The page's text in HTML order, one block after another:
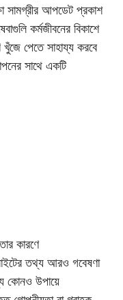
সামগ্রীর আপডেট প্রকাশ
কর্মজীবনের বিকাশে
খুঁজে পেতে সাহায্য করবে
সাথে একটি
কারণে
তথ্য আরও গবেষণা
কোনও উপায়ে